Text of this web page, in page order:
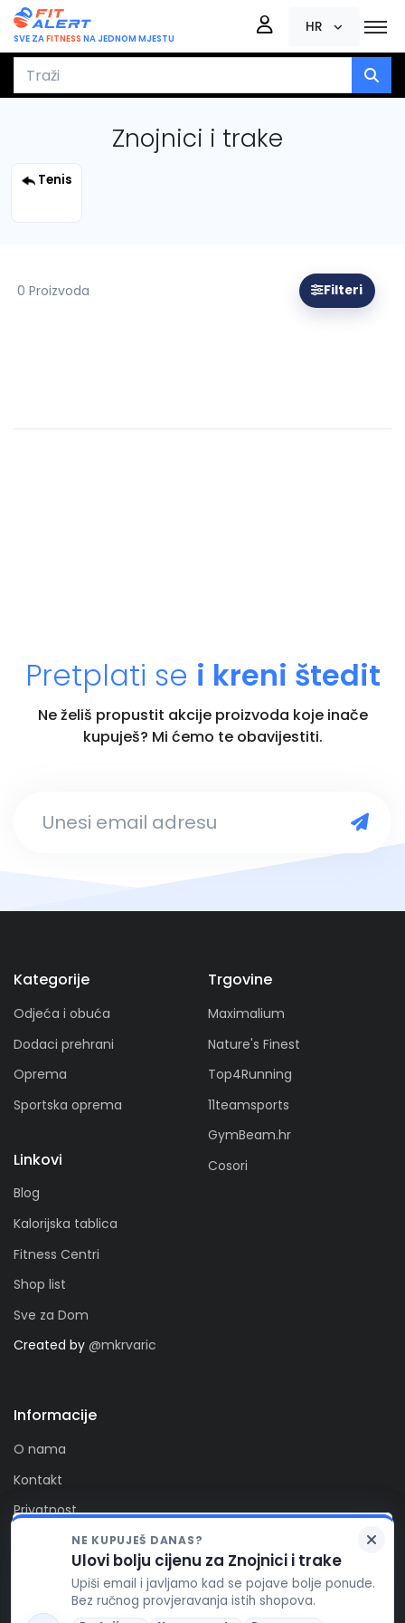
SVE ZAFITNESS NA JEDNOM MJESTU
HR
Znojnici i trake
Tenis
0 Proizvoda Filteri
NE KUPUJEŠ DANAS?
Ulovi bolju cijenu za Znojnici i trake
Upiši email i javljamo kad se pojave bolje ponude.
Bez ručnog provjeravanja istih shopova.
Pretplati se i kreni štedit
Ne želiš propustit akcije proizvoda koje inače
kupuješ? Mi ćemo te obavijestiti.
Kategorije
Odjeća i obuća
Dodaci prehrani
Oprema
Sportska oprema
Linkovi
Blog
Kalorijska tablica
Fitness Centri
Shop list
Sve za Dom
Created by @mkrvaric
Trgovine
Maximalium
Nature's Finest
Top4Running
11teamsports
GymBeam.hr
Cosori
Informacije
O nama
Kontakt
Privatnost
Zaprati nas
Kolačići
FitAlert poštuje vašu privatnost. Ova stranica koristi
kolačiće za funkcionalnost stranice, te za pružanje
boljeg korisničkog iskustva, prikaza reklamnog